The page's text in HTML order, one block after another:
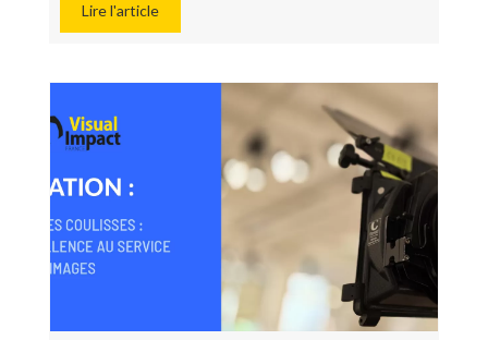
Lire l'article